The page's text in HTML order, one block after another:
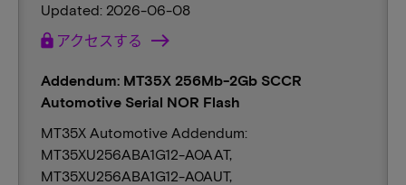
Updated: 2026-06-08
lock アクセスする
Addendum: MT35X 256Mb-2Gb SCCR
Automotive Serial NOR Flash
MT35X Automotive Addendum:
MT35XU256ABA1G12-A0AAT,
MT35XU256ABA1G12-A0AUT,